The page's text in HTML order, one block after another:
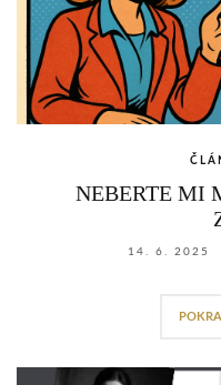
NEBERTE MI
14. 6. 2025